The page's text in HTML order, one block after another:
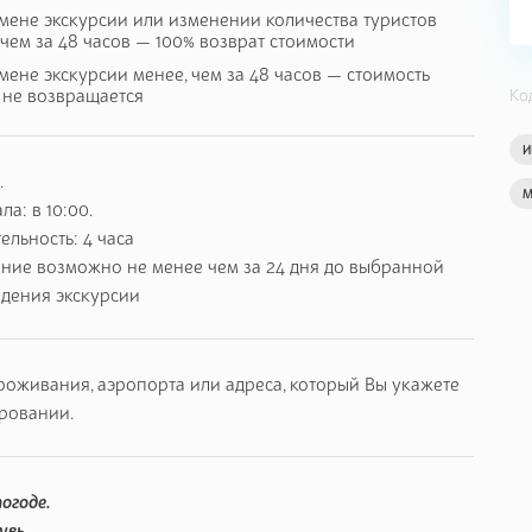
статусу этого места, словно магнитом
столицы. В 1977 году Ичери-Шехер был объявлен
году был включён в Список Всемирного наследия
Азербайджана, включенным в Список Всемирного
любит старое советское кино, сразу узнают места,
«Человек-Амфибия».
загадочных достопримечательностей Баку. Девичья
Ичери Шехер. Ее особенность заключается в том,
государстве.
Шемахи в Баку.
шехер ныне является музеем-заповедником. В
с минаретом, усыпальница, мавзолей Сейида Йахья
залов, этот комплекс является одной из самых
экскурсии или изменении количества туристов
за 48 часов — 100% возврат стоимости
экскурсии менее, чем за 48 часов — стоимость
не возвращается
в 10:00.
4 часа
возможно не менее чем за 24 дня до выбранной
экскурсии
аэропорта или адреса, который Вы укажете